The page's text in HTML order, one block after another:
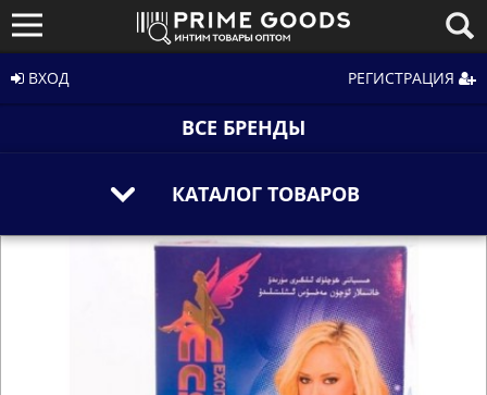
ВХОД РЕГИСТРАЦИЯ
ВСЕ БРЕНДЫ
КАТАЛОГ ТОВАРОВ